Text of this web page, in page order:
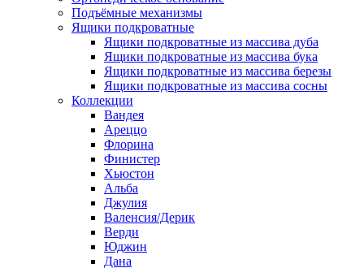
Подъёмные механизмы
Ящики подкроватные
Ящики подкроватные из массива дуба
Ящики подкроватные из массива бука
Ящики подкроватные из массива березы
Ящики подкроватные из массива сосны
Коллекции
Вандея
Ареццо
Флорина
Финистер
Хьюстон
Альба
Джулия
Валенсия/Дерик
Верди
Юджин
Дана